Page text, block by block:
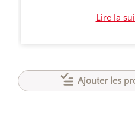
Lire la
Ajouter les